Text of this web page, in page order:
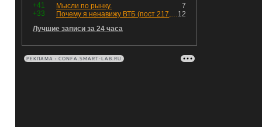
+41
7
Мысли по рынку.
+33
12
Почему я ненавижу ВТБ (пост 217, 12+)
Лучшие записи за 24 часа
РЕКЛАМА • CONFA.SMART-LAB.RU